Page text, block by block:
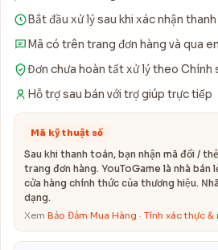
Bắt đầu xử lý sau khi xác nhận
Mã có trên trang đơn hàng và qua
Đơn chưa hoàn tất xử lý theo Chính
Hỗ trợ sau bán với trợ giúp trực tiếp
Mã kỹ thuật số
Sau khi thanh toán, bạn nhận mã đổi /
trang đơn hàng. YouToGame là nhà
cửa hàng chính thức của thương hiệu.
dạng.
Xem Bảo Đảm Mua Hàng · Tính xác thực &